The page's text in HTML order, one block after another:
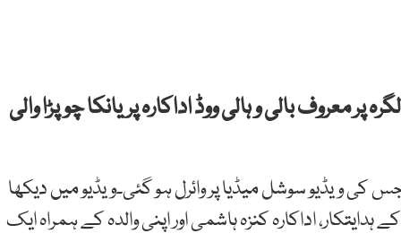
معروف بالی و ہالی ووڈ اداکارہ پریانکا چوپڑا والی
30ویں سالگرہ منائی جس کی ویڈیو سوشل میڈیا پر وائرل ہو گئی۔ویڈیو میں دیکھا
اداکارہ کنزہ ہاشمی اور اپنی والدہ کے ہمراہ ایک